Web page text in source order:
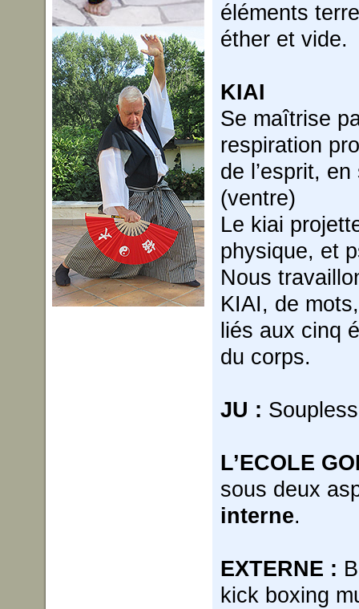
éléments
éther et vide.
KIAI
Se maîtrise
respiration
de l’esprit,
(ventre)
Le kiai
physique, et
Nous
KIAI, de
liés aux cinq
du corps.
JU :
L’ECOLE
sous deux
interne.
EXTERNE :
kick boxing